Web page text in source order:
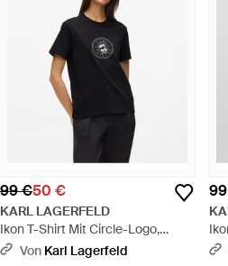
99 €50 €
KARL LAGERFELD
Ikon T-Shirt Mit Circle-Logo,
Damen, Größe - Schwarz
Von Karl Lagerfeld